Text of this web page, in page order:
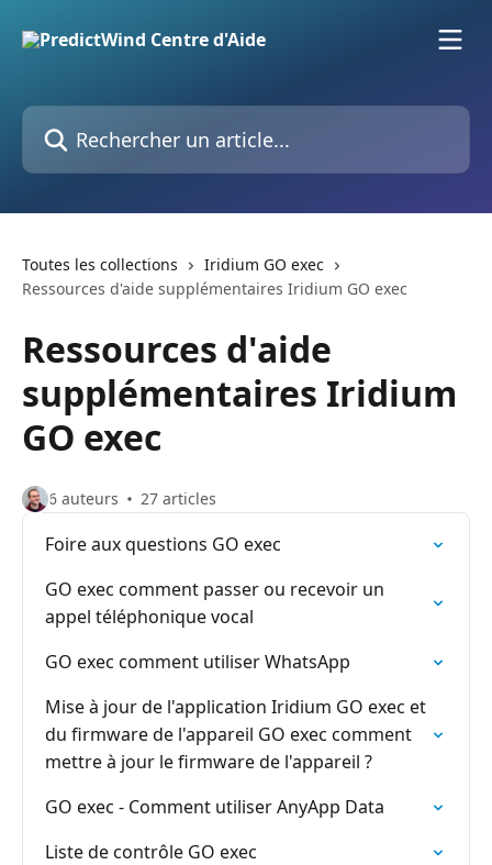
Rechercher un article...
Toutes les collections
Iridium GO exec
Ressources d'aide supplémentaires Iridium GO exec
Ressources d'aide
supplémentaires Iridium
GO exec
6 auteurs 27 articles
Foire aux questions GO exec
GO exec comment passer ou recevoir un
appel téléphonique vocal
GO exec comment utiliser WhatsApp
Mise à jour de l'application Iridium GO exec et
du firmware de l'appareil GO exec comment
mettre à jour le firmware de l'appareil ?
GO exec - Comment utiliser AnyApp Data
Liste de contrôle GO exec